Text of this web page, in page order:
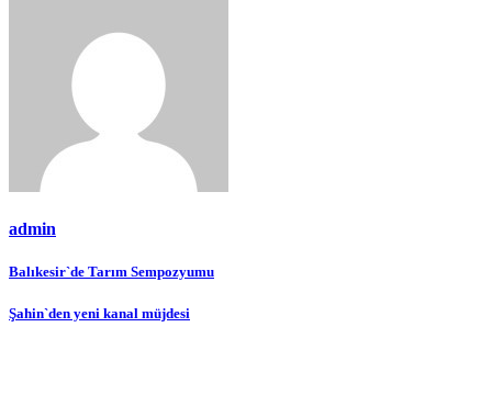
admin
Yazı
gezinmesi
Balıkesir`de Tarım Sempozyumu
Şahin`den yeni kanal müjdesi